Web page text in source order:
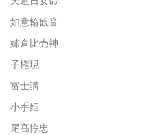
如意輪観音
姉倉比売神
子権現
富士講
小手姫
尾髙惇忠